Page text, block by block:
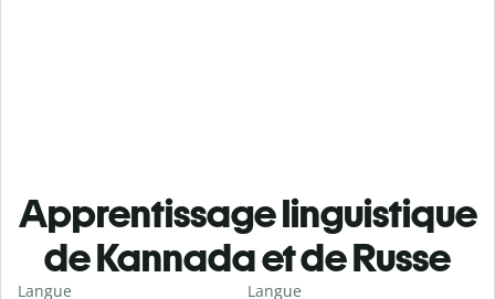
Apprentissage linguistique
de Kannada et de Russe
Langue
Langue